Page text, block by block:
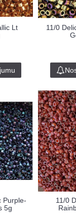
Lt
11/0
Purple-
5g
11/0